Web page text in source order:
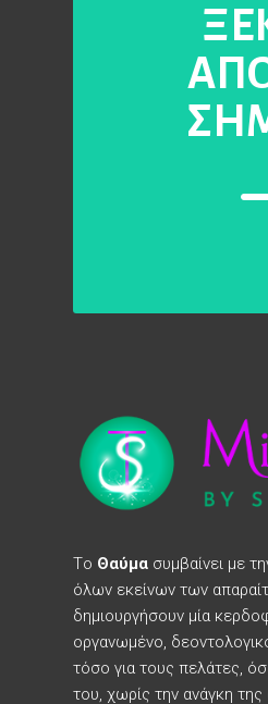
Tο Θαύμα συμβαίνει με
όλων εκείνων των
δημιουργήσουν μία
οργανωμένο,
τόσο για τους πελάτες,
του, χωρίς την ανάγκη